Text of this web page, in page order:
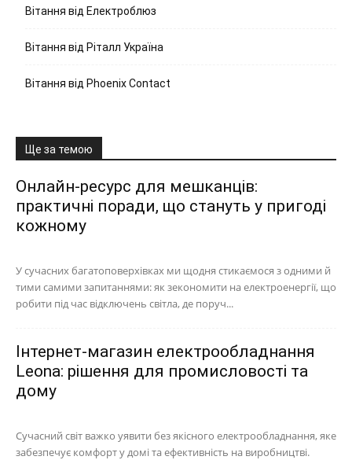
Вітання від Електроблюз
Вітання від Ріталл Україна
Вітання від Phoenix Contact
Ще за темою
Онлайн-ресурс для мешканців:
практичні поради, що стануть у пригоді
кожному
У сучасних багатоповерхівках ми щодня стикаємося з одними й
тими самими запитаннями: як зекономити на електроенергії, що
робити під час відключень світла, де поруч...
Інтернет-магазин електрообладнання
Leona: рішення для промисловості та
дому
Сучасний світ важко уявити без якісного електрообладнання, яке
забезпечує комфорт у домі та ефективність на виробництві.